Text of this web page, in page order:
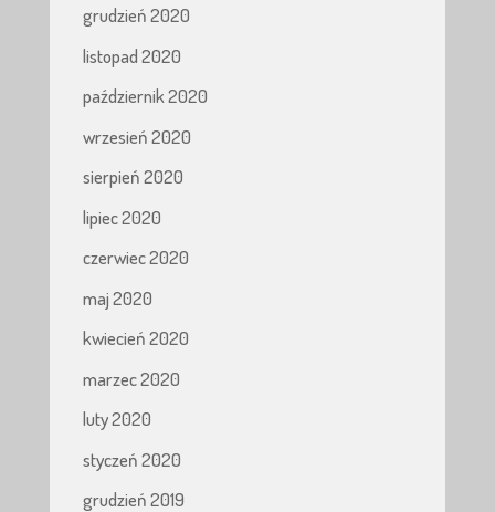
grudzień 2020
listopad 2020
październik 2020
wrzesień 2020
sierpień 2020
lipiec 2020
czerwiec 2020
maj 2020
kwiecień 2020
marzec 2020
luty 2020
styczeń 2020
grudzień 2019